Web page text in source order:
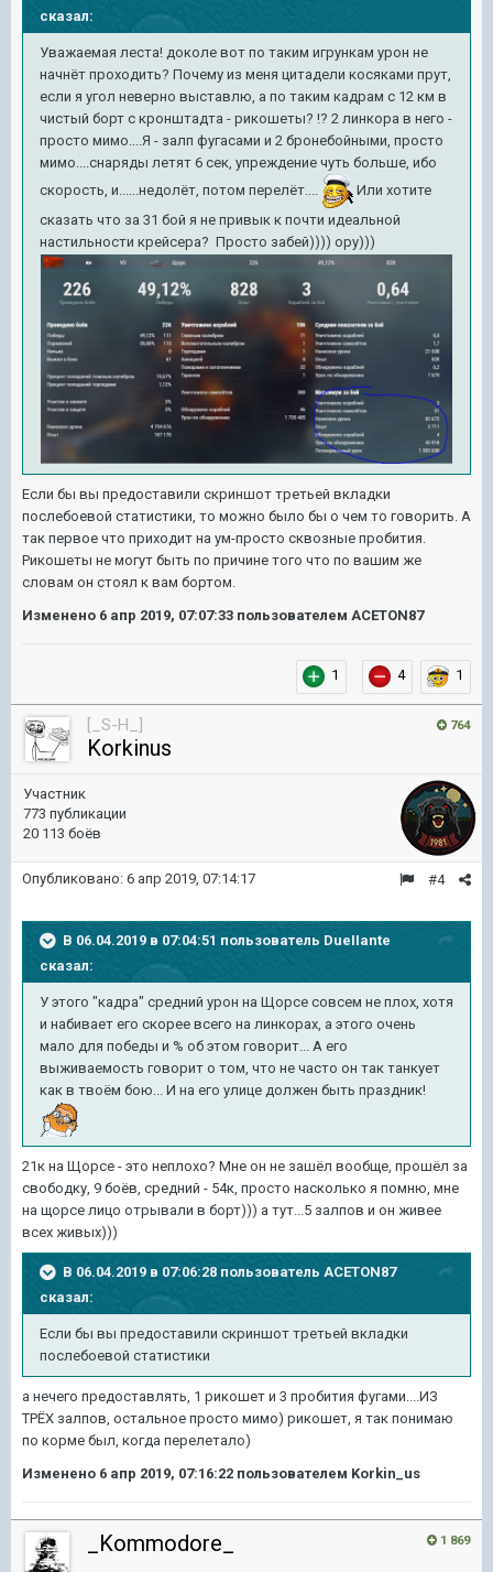
сказал:
Уважаемая леста! доколе вот по таким игрункам урон не
начнёт проходить? Почему из меня цитадели косяками прут,
если я угол неверно выставлю, а по таким кадрам с 12 км в
чистый борт с кронштадта - рикошеты? !? 2 линкора в него -
просто мимо....Я - залп фугасами и 2 бронебойными, просто
мимо....снаряды летят 6 сек, упреждение чуть больше, ибо
скорость, и......недолёт, потом перелёт....
Или хотите
сказать что за 31 бой я не привык к почти идеальной
настильности крейсера? Просто забей)))) ору)))
Если бы вы предоставили скриншот третьей вкладки
послебоевой статистики, то можно было бы о чем то говорить. А
так первое что приходит на ум-просто сквозные пробития.
Рикошеты не могут быть по причине того что по вашим же
словам он стоял к вам бортом.
Изменено 6 апр 2019, 07:07:33 пользователем ACETON87
1 4 1
764
[_S-H_]
Korkinus
Участник
773 публикации
20 113 боёв
#4
Опубликовано: 6 апр 2019, 07:14:17
В 06.04.2019 в 07:04:51 пользователь DueIIante
сказал:
У этого "кадра" средний урон на Щорсе совсем не плох, хотя
и набивает его скорее всего на линкорах, а этого очень
мало для победы и % об этом говорит... А его
выживаемость говорит о том, что не часто он так танкует
как в твоём бою... И на его улице должен быть праздник!
21к на Щорсе - это неплохо? Мне он не зашёл вообще, прошёл за
свободку, 9 боёв, средний - 54к, просто насколько я помню, мне
на щорсе лицо отрывали в борт))) а тут...5 залпов и он живее
всех живых)))
В 06.04.2019 в 07:06:28 пользователь ACETON87
сказал:
Если бы вы предоставили скриншот третьей вкладки
послебоевой статистики
а нечего предоставлять, 1 рикошет и 3 пробития фугами....ИЗ
ТРЁХ залпов, остальное просто мимо) рикошет, я так понимаю
по корме был, когда перелетало)
Изменено 6 апр 2019, 07:16:22 пользователем Korkin_us
1 869
_Kommodore_